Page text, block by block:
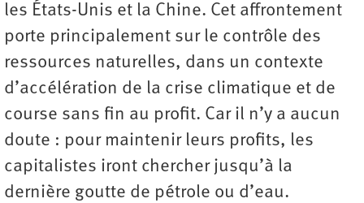
les États-Unis et la Chine. Cet affrontement
porte principalement sur le contrôle des
ressources naturelles, dans un contexte
d’accélération de la crise climatique et de
course sans fin au profit. Car il n’y a aucun
doute : pour maintenir leurs profits, les
capitalistes iront chercher jusqu’à la
dernière goutte de pétrole ou d’eau.